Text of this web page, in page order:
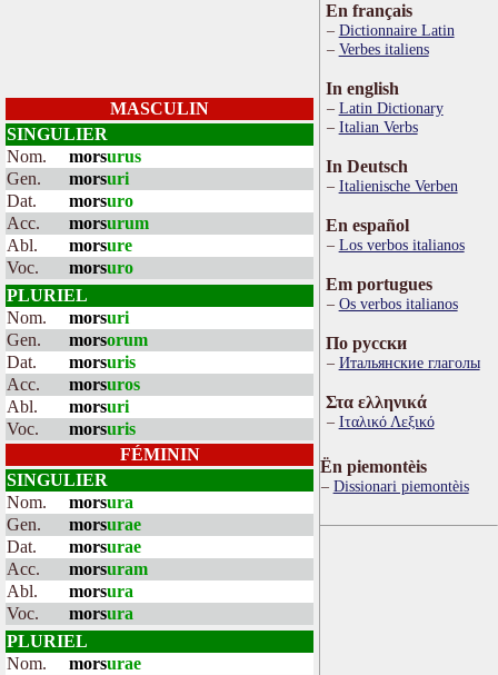
MASCULIN
SINGULIER
Nom.
morsurus
Gen.
morsuri
Dat.
morsuro
Acc.
morsurum
Abl.
morsure
Voc.
morsuro
PLURIEL
Nom.
morsuri
Gen.
morsorum
Dat.
morsuris
Acc.
morsuros
Abl.
morsuri
Voc.
morsuris
FÉMININ
SINGULIER
Nom.
morsura
Gen.
morsurae
Dat.
morsurae
Acc.
morsuram
Abl.
morsura
Voc.
morsura
PLURIEL
Nom.
morsurae
En français
Dictionnaire Latin
Verbes italiens
In english
Latin Dictionary
Italian Verbs
In Deutsch
Italienische Verben
En español
Los verbos italianos
Em portugues
Os verbos italianos
По русски
Итальянские глаголы
Στα ελληνικά
Ιταλικό Λεξικό
Ën piemontèis
Dissionari piemontèis